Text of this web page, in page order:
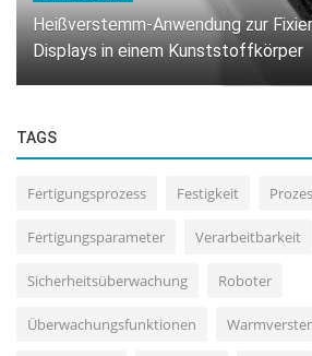
Heißverstemm-Anwendung zur
Leiterplatten in
TAGS
Fertigungsprozess Festigkeit
Fertigungsparameter Verarbeitbarkeit
Sicherheitsüberwachung Roboter
Überwachungsfunktionen